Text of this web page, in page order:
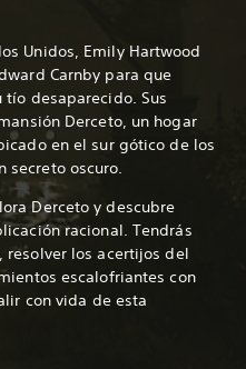
Unidos, Emily Hartwood
Carnby para que
desaparecido. Sus
Derceto, un hogar
en el sur gótico de los
secreto oscuro.
Derceto y descubre
racional. Tendrás
resolver los acertijos del
escalofriantes con
con vida de esta